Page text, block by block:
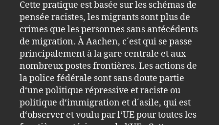
Cette pratique est basée sur les schémas de
pensée racistes, les migrants sont plus de
crimes que les personnes sans antécédents
de migration. À Aachen, c´est qui se passe
principalement à la gare centrale et aux
nombreux postes frontières. Les actions de
la police fédérale sont sans doute partie
d‘une politique répressive et raciste ou
politique d‘immigration et d´asile, qui est
d‘observer et voulu par l‘UE pour toutes les